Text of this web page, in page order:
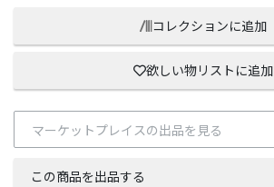
コレクションに追加
欲しい物リストに追加
マーケットプレイスの出品を見る
この商品を出品する